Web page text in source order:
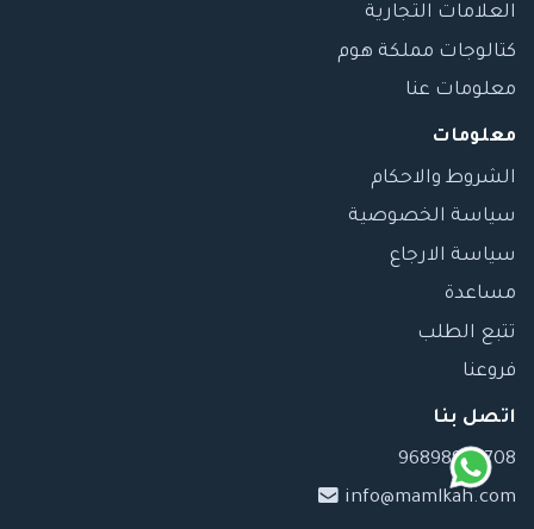
العلامات التجارية
كتالوجات مملكة هوم
معلومات عنا
معلومات
الشروط والاحكام
سياسة الخصوصية
سياسة الارجاع
مساعدة
تتبع الطلب
فروعنا
اتصل بنا
96898989708
info@mamlkah.com